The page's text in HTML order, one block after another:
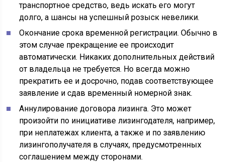
транспортное средство, ведь искать его могут
долго, а шансы на успешный розыск невелики.
Окончание срока временной регистрации. Обычно в
этом случае прекращение ее происходит
автоматически. Никаких дополнительных действий
от владельца не требуется. Но всегда можно
прекратить ее и досрочно, подав соответствующее
заявление и сдав временный номерной знак.
Аннулирование договора лизинга. Это может
произойти по инициативе лизингодателя, например,
при неплатежах клиента, а также и по заявлению
лизингополучателя в случаях, предусмотренных
соглашением между сторонами.